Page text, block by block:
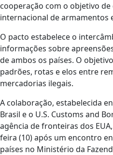
cooperação com o objetivo
internacional de armamentos
O pacto estabelece o
informações sobre
de ambos os países. O
padrões, rotas e elos entre
mercadorias ilegais.
A colaboração, estabelecida
Brasil e o U.S. Customs and
agência de fronteiras dos
feira (10) após um encontro
países no Ministério da